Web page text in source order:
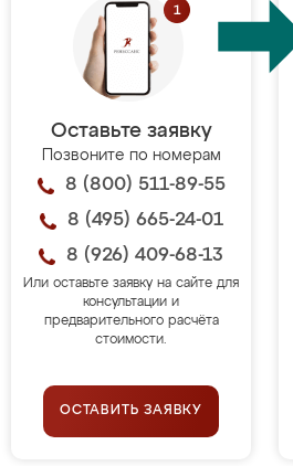
Оставьте заявку
Позвоните по номерам
8 (800) 511-89-55
8 (495) 665-24-01
8 (926) 409-68-13
Или оставьте заявку на сайте для
консультации и
предварительного расчёта
стоимости.
ОСТАВИТЬ ЗАЯВКУ